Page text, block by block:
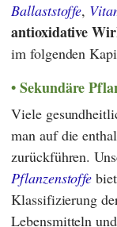
Ballaststoffe,
antioxidative
im folgenden
Sekundäre
Viele
man auf die
zurückführen.
Pflanzenstoffe
Klassifizierung
Lebensmitteln